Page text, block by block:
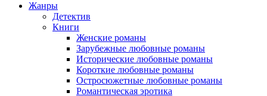
Жанры
Детектив
Книги
Женские романы
Зарубежные любовные романы
Исторические любовные романы
Короткие любовные романы
Остросюжетные любовные романы
Романтическая эротика